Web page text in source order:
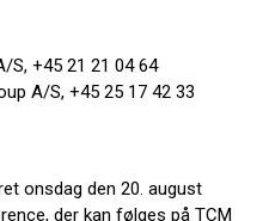
S, +45 21 21 04 64
A/S, +45 25 17 42 33
onsdag den 20. august
der kan følges på TCM